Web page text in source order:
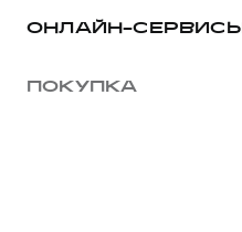
ОНЛАЙН-СЕРВИСЫ
ПОКУПКА